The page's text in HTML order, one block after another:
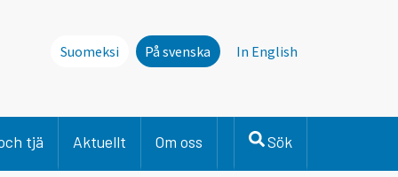
Suomeksi På svenska In English
tjä Aktuellt Om oss Sök